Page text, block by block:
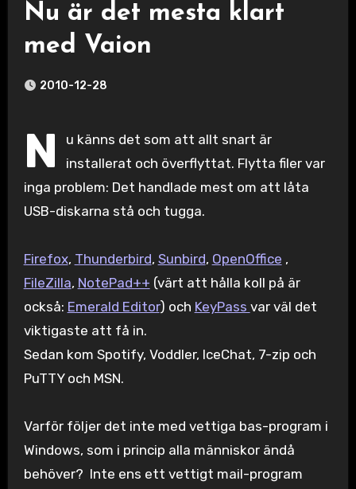
Nu är det mesta klart
med Vaion
2010-12-28
N
u känns det som att allt snart är
installerat och överflyttat. Flytta filer var
inga problem: Det handlade mest om att låta
USB-diskarna stå och tugga.
Firefox, Thunderbird, Sunbird, OpenOffice ,
FileZilla, NotePad++ (värt att hålla koll på är
också: Emerald Editor) och KeyPass var väl det
viktigaste att få in.
Sedan kom Spotify, Voddler, IceChat, 7-zip och
PuTTY och MSN.
Varför följer det inte med vettiga bas-program i
Windows, som i princip alla människor ändå
behöver? Inte ens ett vettigt mail-program